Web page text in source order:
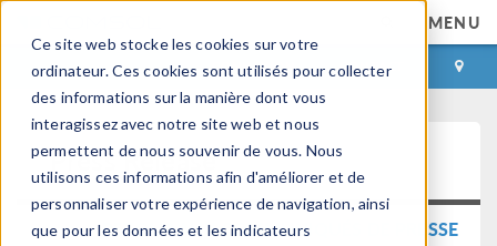
Ce site web stocke les cookies sur votre
ordinateur. Ces cookies sont utilisés pour collecter
des informations sur la manière dont vous
interagissez avec notre site web et nous
permettent de nous souvenir de vous. Nous
utilisons ces informations afin d'améliorer et de
personnaliser votre expérience de navigation, ainsi
que pour les données et les indicateurs
MENU
CONNEXION CONTACT
Press Release
RETOUR AUX COMMUNIQUÉS DE PRESSE